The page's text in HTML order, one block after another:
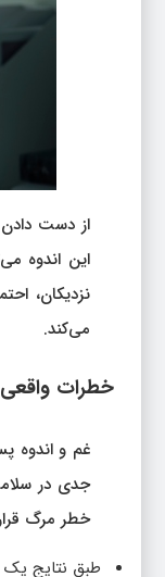
از دست دادن
این اندوه
نزدیکان،
می‌کند.
خطرات
غم و اندوه
جدی در
خطر مرگ